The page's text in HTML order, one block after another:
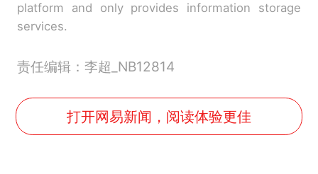
platform and only provides information storage
services.
责任编辑：李超_NB12814
打开网易新闻，阅读体验更佳